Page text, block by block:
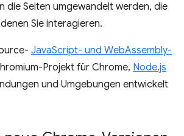
die Seiten umgewandelt werden, die
Sie interagieren.
JavaScript- und WebAssembly-
Projekt für Chrome, Node.js
und Umgebungen entwickelt